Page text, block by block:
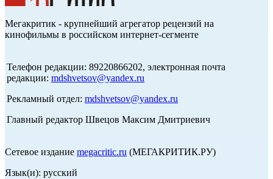
Мегакритик - крупнейший агрегатор рецензий на
кинофильмы в российском интернет-сегменте
Телефон редакции: 89220866202, электронная почта
редакции: mdshvetsov@yandex.ru
Рекламный отдел: mdshvetsov@yandex.ru
Главный редактор Швецов Максим Дмитриевич
Сетевое издание megacritic.ru (МЕГАКРИТИК.РУ)
Язык(и): русский